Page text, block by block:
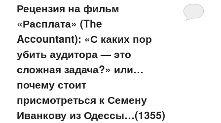
Рецензия на фильм
«Расплата» (The
Accountant): «С каких пор
убить аудитора — это
сложная задача?» или…
почему стоит
присмотреться к Семену
Иванкову из Одессы…(1355)